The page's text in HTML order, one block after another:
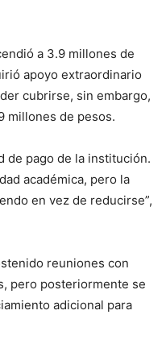
a 3.9 millones de
apoyo extraordinario
cubrirse, sin embargo,
millones de pesos.
de pago de la institución.
académica, pero la
en vez de reducirse”,
reuniones con
pero posteriormente se
adicional para